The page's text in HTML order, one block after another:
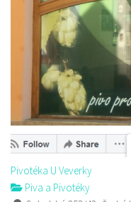
Pivotéka U Veverky
Piva a Pivotéky